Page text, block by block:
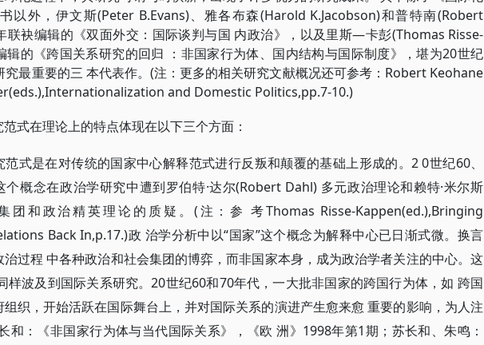
以外，伊文斯(Peter B.Evans)、雅各布森(Harold K.Jacobson)和普特南(Robert
联袂编辑的《双面外交：国际谈判与国 内政治》，以及里斯—卡彭(Thomas Risse-
辑的《跨国关系研究的回归 ：非国家行为体、国内结构与国际制度》，堪为20世纪
究最重要的三 本代表作。(注：更多的相关研究文献概况还可参考：Robert Keohane
and Domestic Politics,pp.7-10.)
式在理论上的特点体现在以下三个方面：
式是在对传统的国家中心解释范式进行反叛和颠覆的基础上形成的。2 0世纪60、
个概念在政治学研究中遭到罗伯特·达尔(Robert Dahl) 多元政治理论和赖特·米尔斯
团和政治精英理论的质疑。(注：参 考Thomas Risse-Kappen(ed.),Bringing
Back In,p.17.)政 治学分析中以“国家”这个概念为解释中心已日渐式微。换言
过程 中各种政治和社会集团的博弈，而非国家本身，成为政治学者关注的中心。这
样波及到国际关系研究。20世纪60和70年代，一大批非国家的跨国行为体，如 跨国
织，开始活跃在国际舞台上，并对国际关系的演进产生愈来愈 重要的影响，为人注
和：《非国家行为体与当代国际关系》，《欧 洲》1998年第1期；苏长和、朱鸣：